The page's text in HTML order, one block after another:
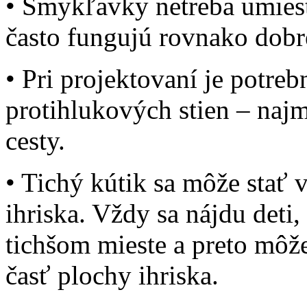
často fungujú rovnako
• Pri projektovaní je
protihlukových stien –
cesty.
• Tichý kútik sa môže stať
ihriska. Vždy sa nájdu
tichšom mieste a preto
časť plochy ihriska.